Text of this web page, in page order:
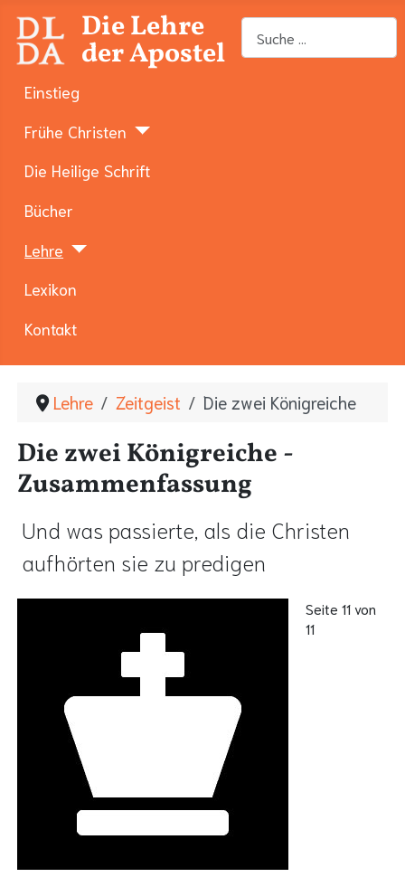
Die Lehre
der Apostel
Suchen
Einstieg
Frühe Christen
Die Heilige Schrift
Bücher
Lehre
Lexikon
Kontakt
Lehre Zeitgeist Die zwei Königreiche
Die zwei Königreiche -
Zusammenfassung
Und was passierte, als die Christen
aufhörten sie zu predigen
Seite 11 von
11